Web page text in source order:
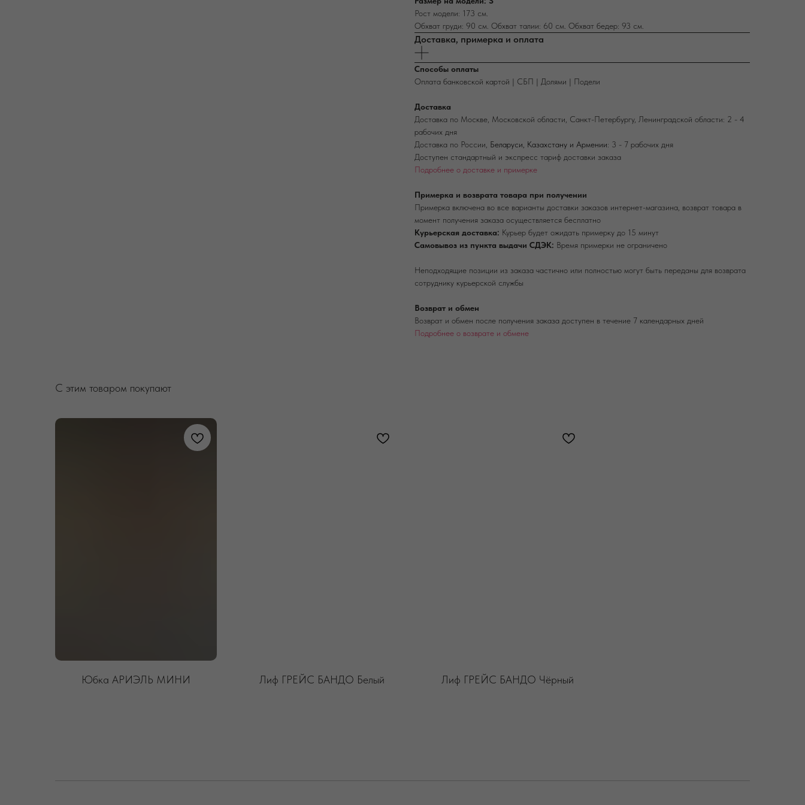
Рост модели: 173 см.
Обхват груди: 90 см. Обхват талии: 60 см. Обхват бедер: 93 см.
Доставка, примерка и оплата
Способы оплаты
Оплата банковской картой | СБП | Долями | Подели
Доставка
Доставка по Москве, Московской области, Санкт-Петербургу, Ленинградской области: 2 - 4
рабочих дня
Доставка по России, Беларуси, Казахстану и Армении: 3 - 7 рабочих дня
Доступен стандартный и экспресс тариф доставки заказа
Подробнее о доставке и примерке
Примерка и возврата товара при получении
Примерка включена во все варианты доставки заказов интернет-магазина, возврат товара в
момент получения заказа осуществляется бесплатно
Курьерская доставка: Курьер будет ожидать примерку до 15 минут
Самовывоз из пункта выдачи СДЭК: Время примерки не ограничено
Неподходящие позиции из заказа частично или полностью могут быть переданы для возврата
сотруднику курьерской службы
Возврат и обмен
Возврат и обмен после получения заказа доступен в течение 7 календарных дней
Подробнее о возврате и обмене
С этим товаром покупают
Юбка АРИЭЛЬ МИНИ Лиф ГРЕЙС БАНДО Белый Лиф ГРЕЙС БАНДО Чёрный